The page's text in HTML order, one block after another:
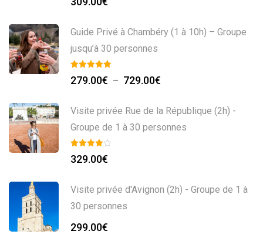
Guide Privé à Chambéry (1 à 10h) – Groupe
jusqu’à 30 personnes
279.00€ – 729.00€
Visite privée Rue de la République (2h) -
Groupe de 1 à 30 personnes
329.00€
Visite privée d'Avignon (2h) - Groupe de 1 à
30 personnes
299.00€